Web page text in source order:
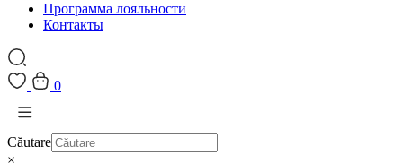
Программа лояльности
Контакты
0
Căutare
×